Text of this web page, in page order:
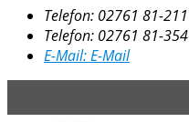
Telefon: 02761 81-211
Telefon: 02761 81-354
E-Mail:E-Mail